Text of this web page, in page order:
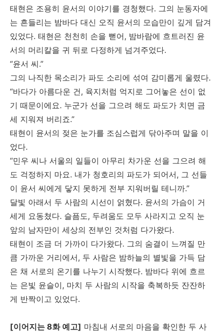
태현은 조용히 윤서의 이야기를 경청했다. 그의 눈동자에
는 흔들리는 밤바다 대신 오직 윤서의 모습만이 깊게 담겨
있었다. 태현은 천천히 손을 뻗어, 밤바람에 흐트러진 윤
서의 머리칼을 귀 뒤로 다정하게 넘겨주었다.
“윤서 씨.”
그의 나직한 목소리가 파도 소리에 섞여 감미롭게 울렸다.
“바다가 아름다운 건, 육지처럼 억지로 그어놓은 선이 없
기 때문이에요. 누군가 선을 그으려 해도 파도가 치면 금
세 지워져 버리죠.”
태현이 윤서의 젖은 눈가를 조심스럽게 닦아주며 말을 이
었다.
“민우 씨나 서울의 일들이 아무리 차가운 선을 그으려 해
도 걱정하지 마요. 내가 청호리의 파도가 되어서, 그 선들
이 윤서 씨에게 닿지 못하게 전부 지워버릴 테니까.”
달빛 아래서 두 사람의 시선이 얽혔다. 윤서의 가슴이 거
세게 요동쳤다. 슬픔도, 두려움도 모두 사라지고 오직 눈
앞의 남자만이 세상의 전부인 것처럼 다가왔다.
태현이 조금 더 가까이 다가왔다. 그의 숨결이 느껴질 만
큼 가까운 거리에서, 두 사람은 밤하늘의 별빛을 가득 담
은 채 서로의 온기를 나누기 시작했다. 밤바다 위에 흐르
는 은빛 윤슬이, 마치 두 사람의 시작을 축복하듯 잔잔하
게 반짝이고 있었다.
[이어지는 8화 예고] 마침내 서로의 마음을 확인한 두 사